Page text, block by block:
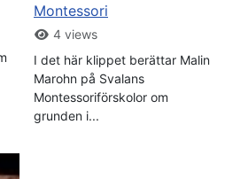
Montessori
4 views
I det här klippet berättar Malin
Marohn på Svalans
Montessoriförskolor om
grunden i...